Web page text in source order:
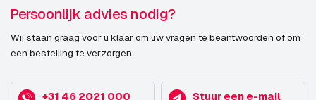
Persoonlijk advies nodig?
Wij staan graag voor u klaar om uw vragen te beantwoorden of om
een bestelling te verzorgen.
+31 46 2021 000 Stuur een e-mail